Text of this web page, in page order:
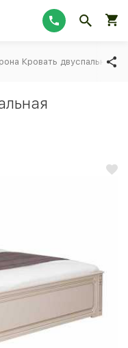
Кровать двуспальная